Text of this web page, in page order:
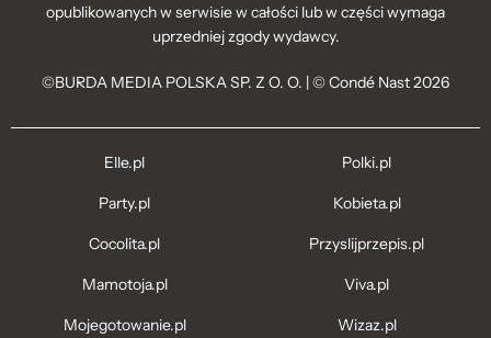
opublikowanych w serwisie w całości lub w części wymaga
uprzedniej zgody wydawcy.
©BURDA MEDIA POLSKA SP. Z O. O. | © Condé Nast 2026
Elle.pl
Party.pl
Cocolita.pl
Mamotoja.pl
Mojegotowanie.pl
Polki.pl
Kobieta.pl
Przyslijprzepis.pl
Viva.pl
Wizaz.pl